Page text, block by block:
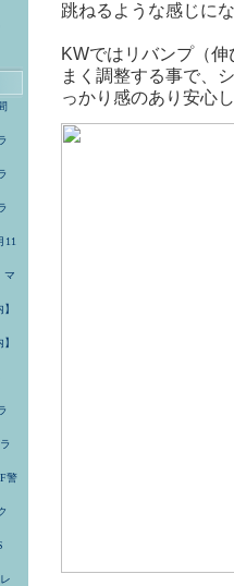
11
マ
警
跳ねるような感じに
KWではリバンプ（
まく調整する事で、
っかり感のあり安心